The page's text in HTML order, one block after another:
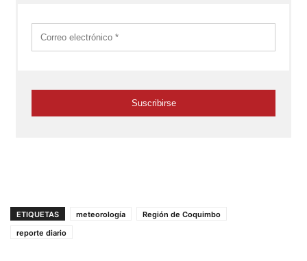
ETIQUETAS meteorología
Región de Coquimbo
reporte diario